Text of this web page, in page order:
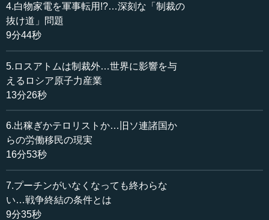
にもなるわけなのです。
そういう中で、ロシアはハイブリッド戦争の制裁の報復
シアは「持てるもの」の強みとして、エネルギーと食糧を
武器にしているのです。
まずエネルギーですけれど、そもそもこのエネルギー価
わけなのですけれど、さらにこれが深刻になっています。
特にロシアは、史上初のエネルギーの武器化をやってい
るのです。それでエネルギー価格がどんどん高くなってお
りまして、さらにそれに乗っかるような形で、例えばサウ
ジアラビアのような産油国もこの流れに乗っかって、錬金
術をやっているという状況です。
4.白物家電を軍事転用!?…深刻な「制裁の
抜け道」問題
9分44秒
5.ロスアトムは制裁外…世界に影響を与
えるロシア原子力産業
13分26秒
6.出稼ぎかテロリストか…旧ソ連諸国か
らの労働移民の現実
16分53秒
7.プーチンがいなくなっても終わらな
い…戦争終結の条件とは
9分35秒